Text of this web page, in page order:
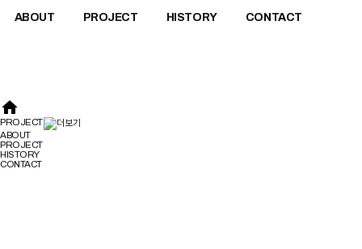
ABOUT PROJECT HISTORY CONTACT
PROJECT
ABOUT
PROJECT
HISTORY
CONTACT